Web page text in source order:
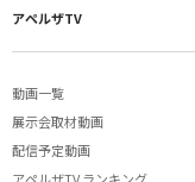
アペルザTV
動画一覧
展示会取材動画
配信予定動画